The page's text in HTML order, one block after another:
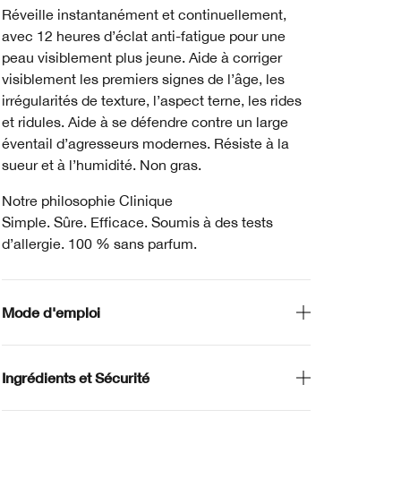
Réveille instantanément et continuellement,
avec 12 heures d’éclat anti-fatigue pour une
peau visiblement plus jeune. Aide à corriger
visiblement les premiers signes de l’âge, les
irrégularités de texture, l’aspect terne, les rides
et ridules. Aide à se défendre contre un large
éventail d’agresseurs modernes. Résiste à la
sueur et à l’humidité. Non gras.
Notre philosophie Clinique
Simple. Sûre. Efficace. Soumis à des tests
d’allergie. 100 % sans parfum.
Mode d'emploi
Ingrédients et Sécurité